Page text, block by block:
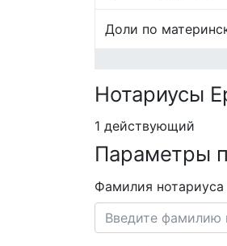
Доли по
Нотариусы
1 действующий
Параметры
Фамилия нотариуса